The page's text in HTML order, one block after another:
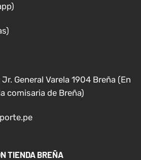
Jr. General Varela 1904 Breña (En
comisaria de Breña)
TIENDA BREÑA